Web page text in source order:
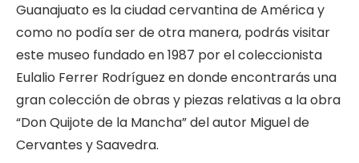
Guanajuato es la ciudad cervantina de América y
como no podía ser de otra manera, podrás visitar
este museo fundado en 1987 por el coleccionista
Eulalio Ferrer Rodríguez en donde encontrarás una
gran colección de obras y piezas relativas a la obra
“Don Quijote de la Mancha” del autor Miguel de
Cervantes y Saavedra.